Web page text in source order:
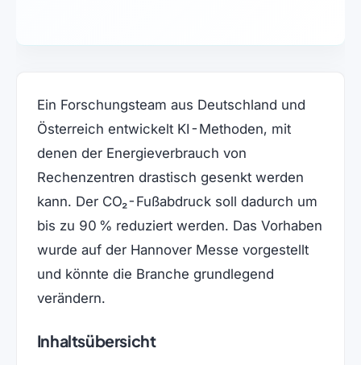
Ein Forschungsteam aus Deutschland und
Österreich entwickelt KI-Methoden, mit
denen der Energieverbrauch von
Rechenzentren drastisch gesenkt werden
kann. Der CO₂-Fußabdruck soll dadurch um
bis zu 90 % reduziert werden. Das Vorhaben
wurde auf der Hannover Messe vorgestellt
und könnte die Branche grundlegend
verändern.
Inhaltsübersicht